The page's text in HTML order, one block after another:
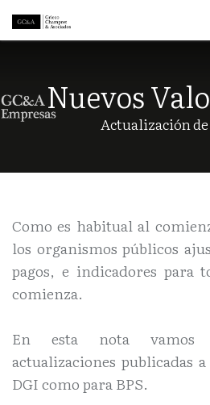
Nuevos
Actualización
Como es habitual al
los organismos públicos
pagos, e indicadores para
comienza.
En esta nota vamos
actualizaciones publicadas
DGI como para BPS.